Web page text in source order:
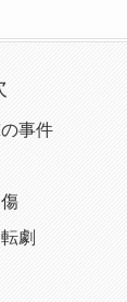
事件
劇